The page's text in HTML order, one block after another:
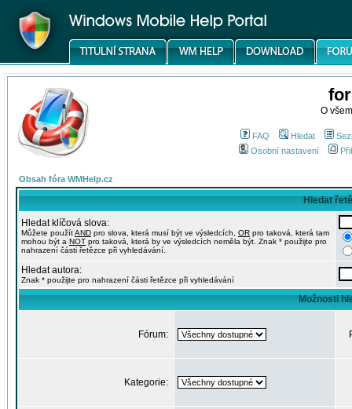
O
FAQ Hledat
Osobní nastavení
Obsah fóra WMHelp.cz
Hledat
Hledat klíčová slova:
Můžete použítAND pro slova, která musí být ve výsledcích, OR pro taková, která tam
mohou být a NOT pro taková, která by ve výsledcích neměla být. Znak * použijte pro
nahrazení části řetězce při vyhledávání.
Hledat autora:
Znak * použijte pro nahrazení části řetězce při vyhledávání
Možnosti
Fórum:
Kategorie: